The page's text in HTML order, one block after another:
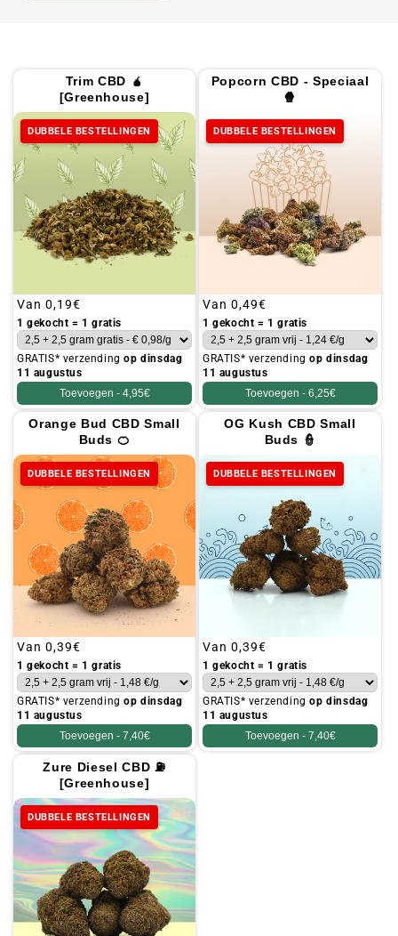
Trim CBD 🧉
[Greenhouse]
DUBBELE BESTELLINGEN
Gebruikelijke
prijs
Van 0,19€
1 gekocht = 1 gratis
GRATIS* verzendingop dinsdag
11 augustus
Toevoegen - 4,95€
Popcorn CBD - Speciaal
🍿
DUBBELE BESTELLINGEN
Gebruikelijke
prijs
Van 0,49€
1 gekocht = 1 gratis
GRATIS* verzendingop dinsdag
11 augustus
Toevoegen - 6,25€
Orange Bud CBD Small
Buds 🍊
DUBBELE BESTELLINGEN
Gebruikelijke
prijs
Van 0,39€
1 gekocht = 1 gratis
GRATIS* verzendingop dinsdag
11 augustus
Toevoegen - 7,40€
OG Kush CBD Small
Buds 👮
DUBBELE BESTELLINGEN
Gebruikelijke
prijs
Van 0,39€
1 gekocht = 1 gratis
GRATIS* verzendingop dinsdag
11 augustus
Toevoegen - 7,40€
Zure Diesel CBD ⛽
[Greenhouse]
DUBBELE BESTELLINGEN